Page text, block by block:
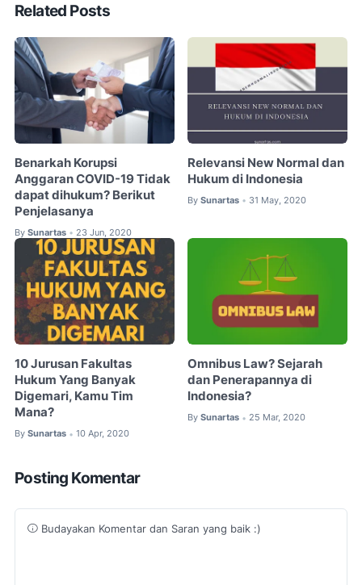
Related Posts
Benarkah Korupsi
Anggaran COVID-19 Tidak
dapat dihukum? Berikut
Penjelasanya
By Sunartas • 23 Jun, 2020
Relevansi New Normal dan
Hukum di Indonesia
By Sunartas • 31 May, 2020
10 Jurusan Fakultas
Hukum Yang Banyak
Digemari, Kamu Tim
Mana?
By Sunartas • 10 Apr, 2020
Omnibus Law? Sejarah
dan Penerapannya di
Indonesia?
By Sunartas • 25 Mar, 2020
Posting Komentar
Budayakan Komentar dan Saran yang baik :)